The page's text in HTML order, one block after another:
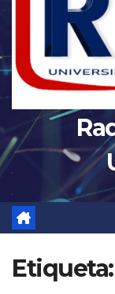
Etiqueta: